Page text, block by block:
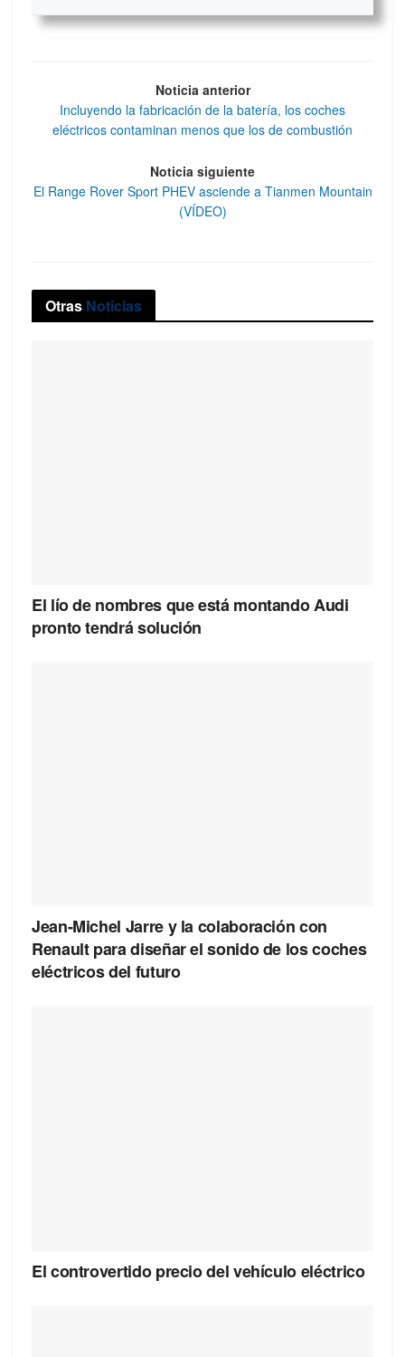
Noticia anterior
Incluyendo la fabricación de la batería, los coches
eléctricos contaminan menos que los de combustión
Noticia siguiente
El Range Rover Sport PHEV asciende a Tianmen Mountain
(VÍDEO)
Otras Noticias
El lío de nombres que está montando Audi
pronto tendrá solución
Jean-Michel Jarre y la colaboración con
Renault para diseñar el sonido de los coches
eléctricos del futuro
El controvertido precio del vehículo eléctrico